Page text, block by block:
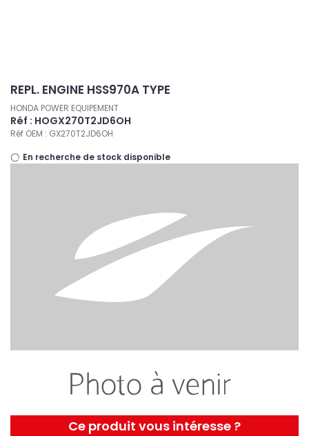
Ce produit vous intéresse ?
REPL. ENGINE HSS970A TYPE
HONDA POWER EQUIPEMENT
Réf : HOGX270T2JD6OH
Réf OEM : GX270T2JD6OH
En recherche de stock disponible